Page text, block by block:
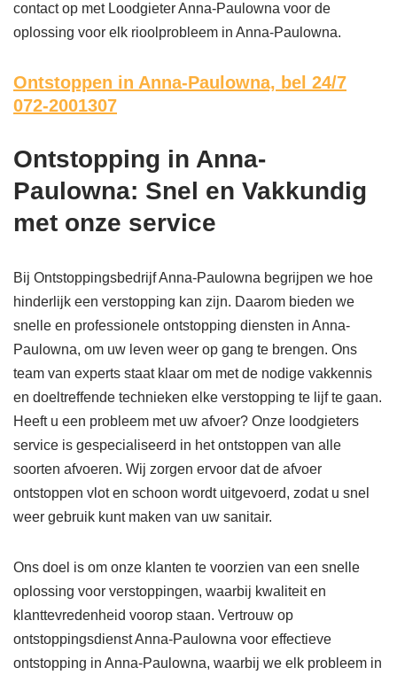
contact op met Loodgieter Anna-Paulowna voor de
oplossing voor elk rioolprobleem in Anna-Paulowna.
Ontstoppen in Anna-Paulowna, bel 24/7
072-2001307
Ontstopping in Anna-
Paulowna: Snel en Vakkundig
met onze service
Bij Ontstoppingsbedrijf Anna-Paulowna begrijpen we hoe
hinderlijk een verstopping kan zijn. Daarom bieden we
snelle en professionele ontstopping diensten in Anna-
Paulowna, om uw leven weer op gang te brengen. Ons
team van experts staat klaar om met de nodige vakkennis
en doeltreffende technieken elke verstopping te lijf te gaan.
Heeft u een probleem met uw afvoer? Onze loodgieters
service is gespecialiseerd in het ontstoppen van alle
soorten afvoeren. Wij zorgen ervoor dat de afvoer
ontstoppen vlot en schoon wordt uitgevoerd, zodat u snel
weer gebruik kunt maken van uw sanitair.
Ons doel is om onze klanten te voorzien van een snelle
oplossing voor verstoppingen, waarbij kwaliteit en
klanttevredenheid voorop staan. Vertrouw op
ontstoppingsdienst Anna-Paulowna voor effectieve
ontstopping in Anna-Paulowna, waarbij we elk probleem in